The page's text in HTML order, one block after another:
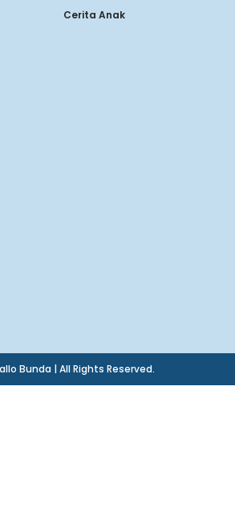
Cerita Anak
Bunda | All Rights Reserved.